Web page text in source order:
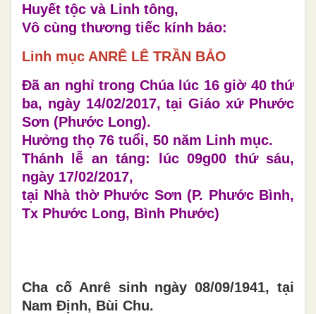
Huyết tộc và Linh tông,
Vô cùng thương tiếc kính báo:
Linh mục ANRÊ LÊ TRẦN BẢO
Đã an nghỉ trong Chúa lúc 16 giờ 40 thứ
ba, ngày 14/02/2017, tại Giáo xứ Phước
Sơn (Phước Long).
Hưởng thọ 76 tuổi, 50 năm Linh mục.
Thánh lễ an táng: lúc 09g00 thứ sáu,
ngày 17/02/2017,
tại Nhà thờ Phước Sơn (P. Phước Bình,
Tx Phước Long, Bình Phước)
Cha cố Anrê sinh ngày 08/09/1941, tại
Nam Định, Bùi Chu.